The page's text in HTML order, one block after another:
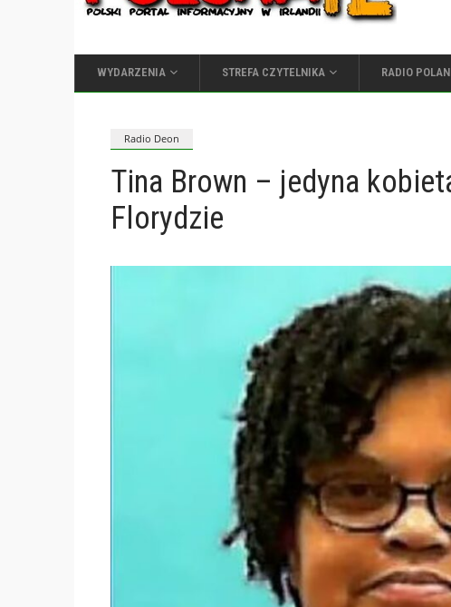
WYDARZENIA STREFA CZYTELNIKA RADIO
Radio Deon
Tina Brown – jedyna
Florydzie